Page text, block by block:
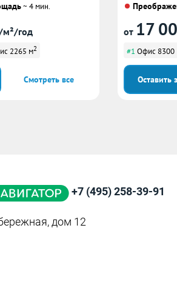
~ 4 мин.
м²/год
2265 м2
Смотреть все
от 17
#1 Офис 8300
Оставить
+7 (495) 258-39-91
дом 12